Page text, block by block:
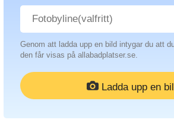
Genom att ladda upp en bild intygar du att
den får visas på allabadplatser.se.
Ladda upp en